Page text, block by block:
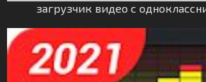
загрузчик видео с